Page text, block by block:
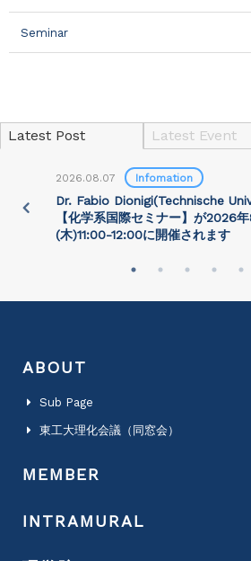
Seminar
Latest Post Latest Event
2026.08.07 Infomation
Dr. Fabio Dionigi(Technische
【化学系国際セミナー】が2026
(⽊)11:00-12:00に開催されます
ABOUT
Sub Page
東工大理化会議（同窓会）
MEMBER
INTRAMURAL